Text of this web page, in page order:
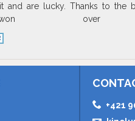
and are lucky. Thanks to the
won
2016, 14 min., OV (sk) + ES
people blow themselves up,
Kozuch, Boris Šima, 2017,
+421